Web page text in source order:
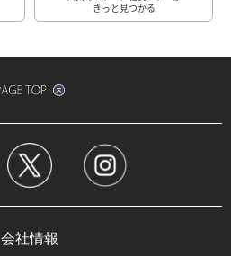
きっと見つかる
会社情報